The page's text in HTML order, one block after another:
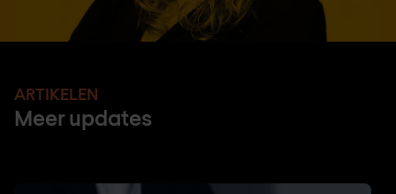
ARTIKELEN
Meer updates